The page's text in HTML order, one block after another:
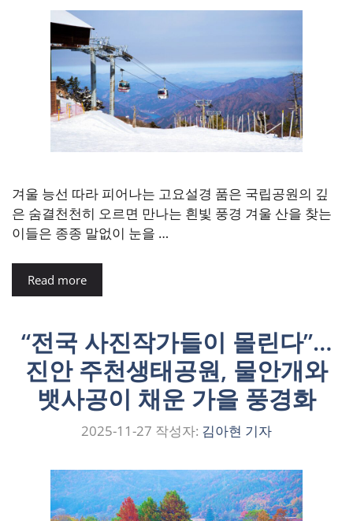
겨울 능선 따라 피어나는 고요설경 품은 국립공원의 깊
은 숨결천천히 오르면 만나는 흰빛 풍경 겨울 산을 찾는
이들은 종종 말없이 눈을 …
Read more
“전국 사진작가들이 몰린다”…
진안 주천생태공원, 물안개와
뱃사공이 채운 가을 풍경화
2025-11-27 작성자: 김아현 기자